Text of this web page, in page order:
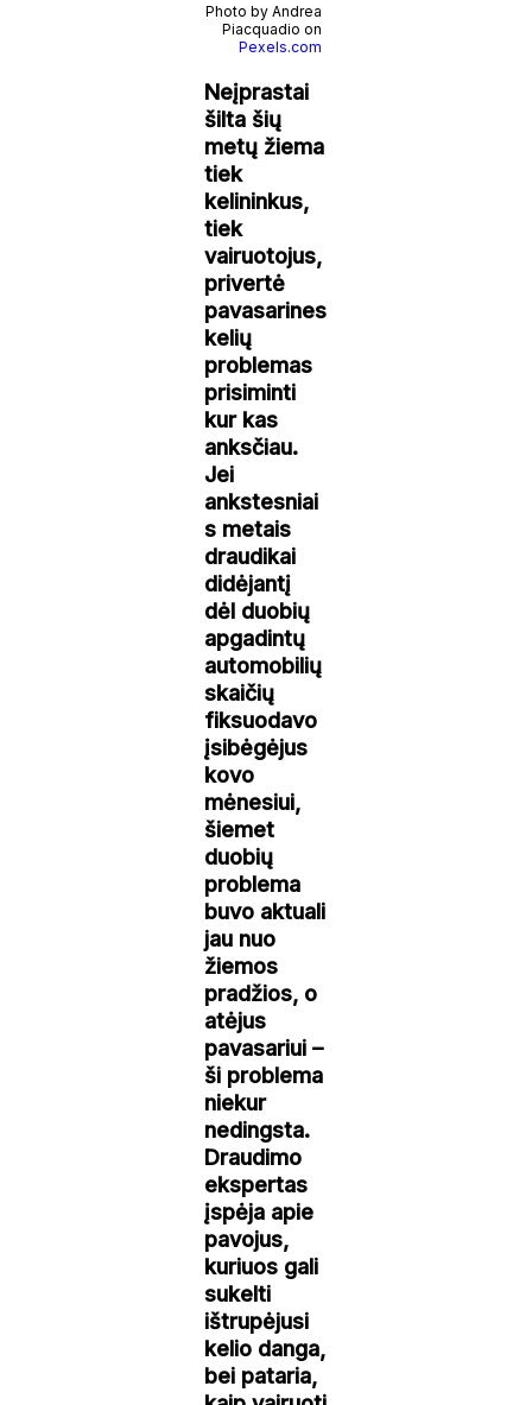
Photo by Andrea
Piacquadio on
Pexels.com
Neįprastai
šilta šių
metų žiema
tiek
kelininkus,
tiek
vairuotojus,
privertė
pavasarines
kelių
problemas
prisiminti
kur kas
anksčiau.
Jei
ankstesniai
s metais
draudikai
didėjantį
dėl duobių
apgadintų
automobilių
skaičių
fiksuodavo
įsibėgėjus
kovo
mėnesiui,
šiemet
duobių
problema
buvo aktuali
jau nuo
žiemos
pradžios, o
atėjus
pavasariui –
ši problema
niekur
nedingsta.
Draudimo
ekspertas
įspėja apie
pavojus,
kuriuos gali
sukelti
ištrupėjusi
kelio danga,
bei pataria,